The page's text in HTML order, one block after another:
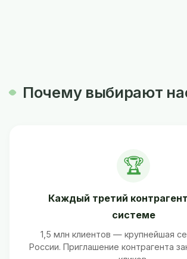
Почему выбирают
🏆
Каждый третий
системе
1,5 млн клиентов — крупнейшая
России. Приглашение контрагента